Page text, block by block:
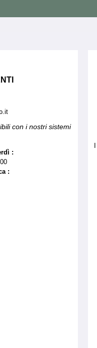
con i nostri sistemi
:
: